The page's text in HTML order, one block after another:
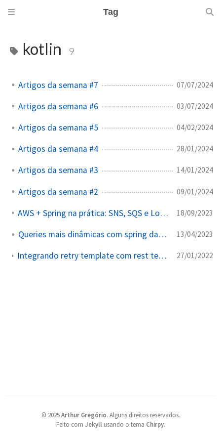
Tag
kotlin 9
Artigos da semana #7 07/07/2024
Artigos da semana #6 03/07/2024
Artigos da semana #5 04/02/2024
Artigos da semana #4 28/01/2024
Artigos da semana #3 14/01/2024
Artigos da semana #2 09/01/2024
AWS + Spring na prática: SNS, SQS e Localstack 18/09/2023
Queries mais dinâmicas com spring data JPA 13/04/2023
Integrando retry template com rest template no Spring em Kotlin 27/01/2022
© 2025 Arthur Gregório. Alguns direitos reservados.
Feito com Jekyll usando o tema Chirpy.